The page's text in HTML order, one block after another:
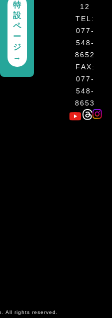
12
TEL:
077-
548-
8652
FAX:
077-
548-
8653
特
設
ペ
ー
ジ
→
All rights reserved.